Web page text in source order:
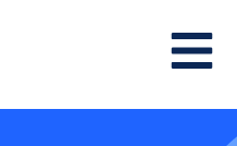
ferramentas